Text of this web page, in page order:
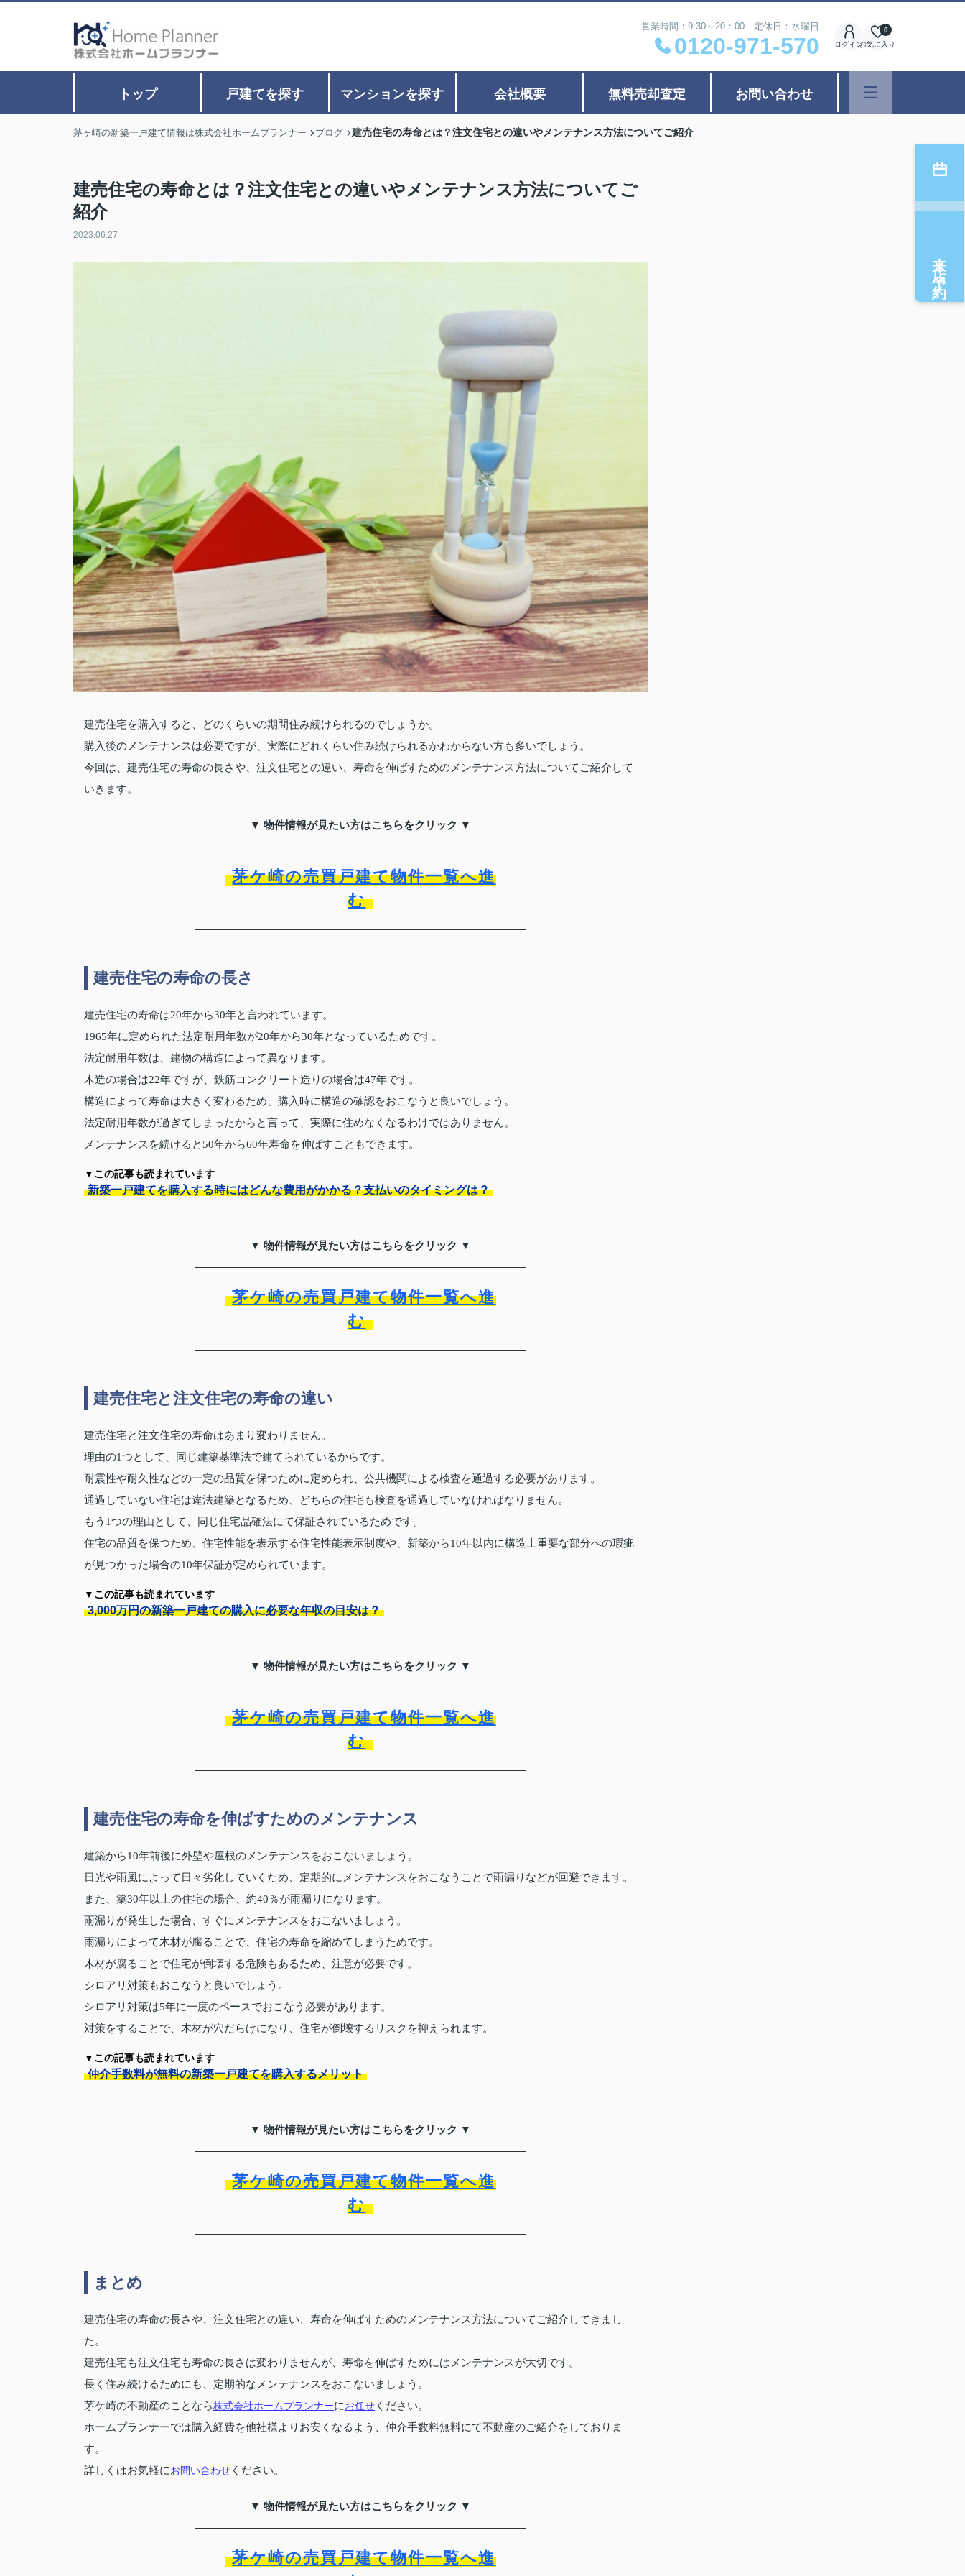
営業時間：9:30～20：00 定休日：水曜日
0120-971-570 ログインお気に入り
0
トップ 戸建てを探す マンションを探す 会社概要 無料売却査定 お問い合わせ
茅ヶ崎の新築一戸建て情報は株式会社ホームプランナー ブログ 建売住宅の寿命とは？注文住宅との違いやメンテナンス方法についてご紹介
建売住宅の寿命とは？注文住宅との違いやメンテナンス方法についてご
紹介
2023.06.27
建売住宅を購入すると、どのくらいの期間住み続けられるのでしょうか。
購入後のメンテナンスは必要ですが、実際にどれくらい住み続けられるかわからない方も多いでしょう。
今回は、建売住宅の寿命の長さや、注文住宅との違い、寿命を伸ばすためのメンテナンス方法についてご紹介して
いきます。
▼ 物件情報が見たい方はこちらをクリック ▼
茅ケ崎の売買戸建て物件一覧へ進
む
建売住宅の寿命の長さ
建売住宅の寿命は20年から30年と言われています。
1965年に定められた法定耐用年数が20年から30年となっているためです。
法定耐用年数は、建物の構造によって異なります。
木造の場合は22年ですが、鉄筋コンクリート造りの場合は47年です。
構造によって寿命は大きく変わるため、購入時に構造の確認をおこなうと良いでしょう。
法定耐用年数が過ぎてしまったからと言って、実際に住めなくなるわけではありません。
メンテナンスを続けると50年から60年寿命を伸ばすこともできます。
▼この記事も読まれています
新築一戸建てを購入する時にはどんな費用がかかる？支払いのタイミングは？
▼ 物件情報が見たい方はこちらをクリック ▼
茅ケ崎の売買戸建て物件一覧へ進
む
建売住宅と注文住宅の寿命の違い
建売住宅と注文住宅の寿命はあまり変わりません。
理由の1つとして、同じ建築基準法で建てられているからです。
耐震性や耐久性などの一定の品質を保つために定められ、公共機関による検査を通過する必要があります。
通過していない住宅は違法建築となるため、どちらの住宅も検査を通過していなければなりません。
もう1つの理由として、同じ住宅品確法にて保証されているためです。
住宅の品質を保つため、住宅性能を表示する住宅性能表示制度や、新築から10年以内に構造上重要な部分への瑕疵
が見つかった場合の10年保証が定められています。
▼この記事も読まれています
3,000万円の新築一戸建ての購入に必要な年収の目安は？
▼ 物件情報が見たい方はこちらをクリック ▼
茅ケ崎の売買戸建て物件一覧へ進
む
建売住宅の寿命を伸ばすためのメンテナンス
建築から10年前後に外壁や屋根のメンテナンスをおこないましょう。
日光や雨風によって日々劣化していくため、定期的にメンテナンスをおこなうことで雨漏りなどが回避できます。
また、築30年以上の住宅の場合、約40％が雨漏りになります。
雨漏りが発生した場合、すぐにメンテナンスをおこないましょう。
雨漏りによって木材が腐ることで、住宅の寿命を縮めてしまうためです。
木材が腐ることで住宅が倒壊する危険もあるため、注意が必要です。
シロアリ対策もおこなうと良いでしょう。
シロアリ対策は5年に一度のペースでおこなう必要があります。
対策をすることで、木材が穴だらけになり、住宅が倒壊するリスクを抑えられます。
▼この記事も読まれています
仲介手数料が無料の新築一戸建てを購入するメリット
▼ 物件情報が見たい方はこちらをクリック ▼
茅ケ崎の売買戸建て物件一覧へ進
む
まとめ
建売住宅の寿命の長さや、注文住宅との違い、寿命を伸ばすためのメンテナンス方法についてご紹介してきまし
た。
建売住宅も注文住宅も寿命の長さは変わりませんが、寿命を伸ばすためにはメンテナンスが大切です。
長く住み続けるためにも、定期的なメンテナンスをおこないましょう。
茅ケ崎の不動産のことなら株式会社ホームプランナーにお任せ ください。
ホームプランナーでは購入経費を他社様よりお安くなるよう、仲介手数料無料にて不動産のご紹介をしておりま
す。
詳しくはお気軽にお問い合わせ ください。
▼ 物件情報が見たい方はこちらをクリック ▼
茅ケ崎の売買戸建て物件一覧へ進
来店予約